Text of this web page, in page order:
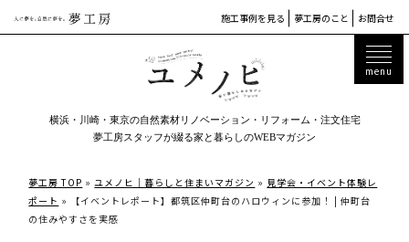
施工事例を見る 夢工房のこと お問合せ
横浜・川崎・東京の自然素材リノベーション・リフォーム・注文住宅
夢工房スタッフが綴る家と暮らしのWEBマガジン
夢工房 TOP » ユメノヒ｜暮らしと住まいマガジン » 見学会・イベント体験レ
ポート »
【イベントレポート】都筑区仲町台のハロウィンに参加！ | 仲町台
の住みやすさを実感